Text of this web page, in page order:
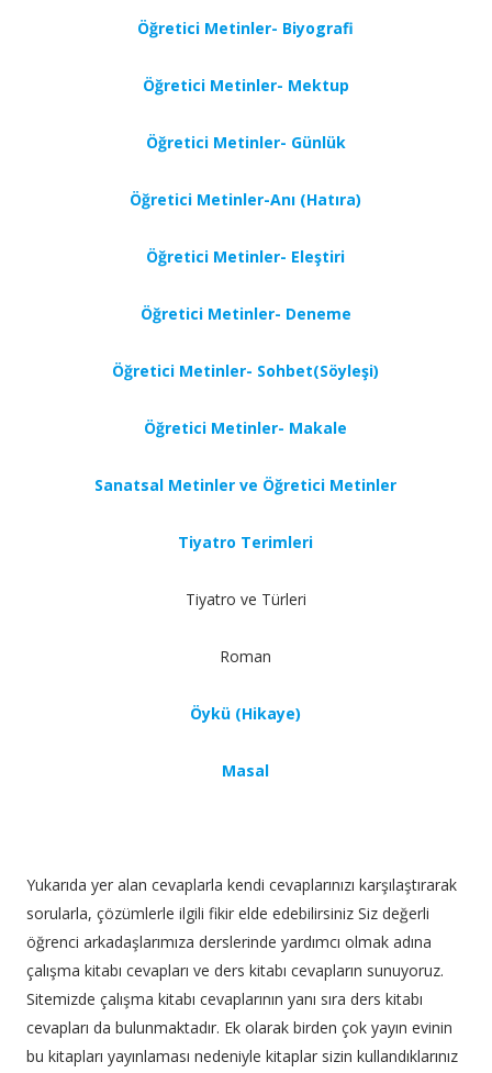
Öğretici Metinler- Biyografi
Öğretici Metinler- Mektup
Öğretici Metinler- Günlük
Öğretici Metinler-Anı (Hatıra)
Öğretici Metinler- Eleştiri
Öğretici Metinler- Deneme
Öğretici Metinler- Sohbet(Söyleşi)
Öğretici Metinler- Makale
Sanatsal Metinler ve Öğretici Metinler
Tiyatro Terimleri
Tiyatro ve Türleri
Roman
Öykü (Hikaye)
Masal
Yukarıda yer alan cevaplarla kendi cevaplarınızı karşılaştırarak
sorularla, çözümlerle ilgili fikir elde edebilirsiniz Siz değerli
öğrenci arkadaşlarımıza derslerinde yardımcı olmak adına
çalışma kitabı cevapları ve ders kitabı cevapların sunuyoruz.
Sitemizde çalışma kitabı cevaplarının yanı sıra ders kitabı
cevapları da bulunmaktadır. Ek olarak birden çok yayın evinin
bu kitapları yayınlaması nedeniyle kitaplar sizin kullandıklarınız